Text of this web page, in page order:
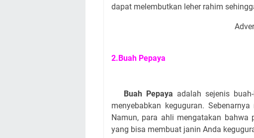
dapat melembutkan leher rahim
2.Buah Pepaya
Buah Pepaya adalah sejenis
menyebabkan keguguran.
Namun, para ahli mengatakan
yang bisa membuat janin Anda